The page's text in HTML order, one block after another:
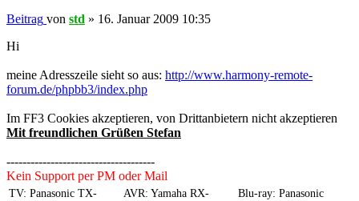
Beitrag von std » 16. Januar 2009 10:35
Hi
meine Adresszeile sieht so aus: http://www.harmony-remote-
forum.de/phpbb3/index.php
Im FF3 Cookies akzeptieren, von Drittanbietern nicht akzeptieren
Mit freundlichen Grüßen Stefan
-------------------------------------
Kein Support per PM oder Mail
TV: Panasonic TX-
AVR: Yamaha RX-
Blu-ray: Panasonic